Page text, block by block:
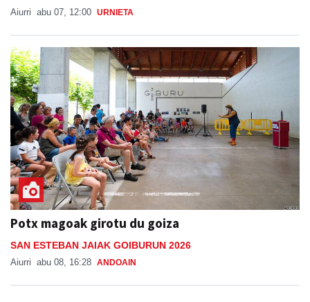
Aiurri abu 07, 12:00 URNIETA
Potx magoak girotu du goiza
SAN ESTEBAN JAIAK GOIBURUN 2026
Aiurri abu 08, 16:28 ANDOAIN